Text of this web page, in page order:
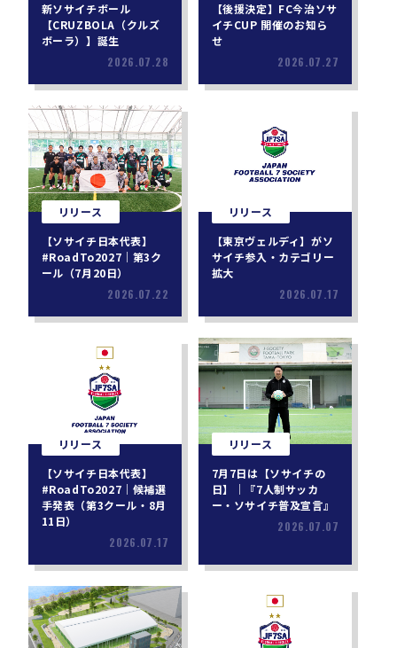
新ソサイチボール
【CRUZBOLA（クルズ
ボーラ）】誕生
2026.07.28
【後援決定】FC今治ソサ
イチCUP 開催のお知ら
せ
2026.07.27
リリース
【ソサイチ日本代表】
#RoadTo2027｜第3ク
ール（7月20日）
2026.07.22
リリース
【東京ヴェルディ】がソ
サイチ参入・カテゴリー
拡大
2026.07.17
リリース
【ソサイチ日本代表】
#RoadTo2027｜候補選
手発表（第3クール・8月
11日）
2026.07.17
リリース
7月7日は【ソサイチの
日】｜『7人制サッカ
ー・ソサイチ普及宣言』
2026.07.07